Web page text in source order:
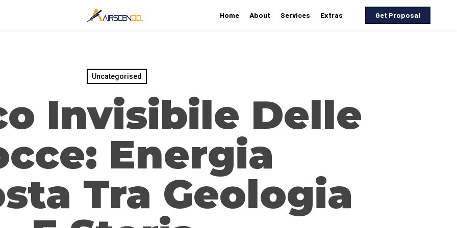
Home About Services Extras Get Proposal
Uncategorised
Invisibile Delle
Energia
Tra Geologia